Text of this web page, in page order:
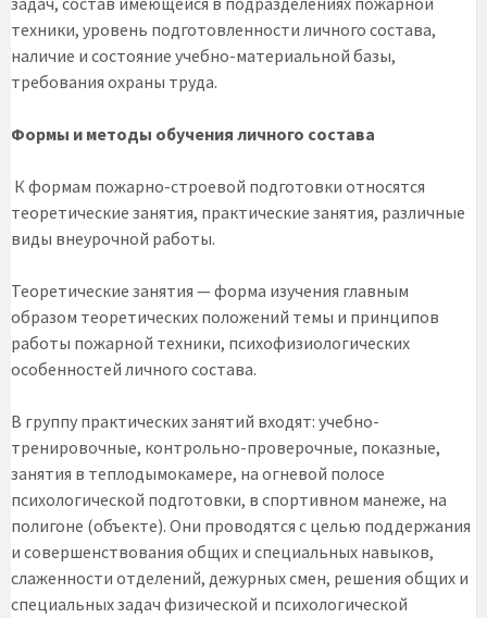
техники, уровень подготовленности личного состава,
наличие и состояние учебно-материальной базы,
требования охраны труда.
Формы и методы обучения личного состава
К формам пожарно-строевой подготовки относятся
теоретические занятия, практические занятия, различные
виды внеурочной работы.
Теоретические занятия — форма изучения главным
образом теоретических положений темы и принципов
работы пожарной техники, психофизиологических
особенностей личного состава.
В группу практических занятий входят: учебно-
тренировочные, контрольно-проверочные, показные,
занятия в теплодымокамере, на огневой полосе
психологической подготовки, в спортивном манеже, на
полигоне (объекте). Они проводятся с целью поддержания
и совершенствования общих и специальных навыков,
слаженности отделений, дежурных смен, решения общих и
специальных задач физической и психологической